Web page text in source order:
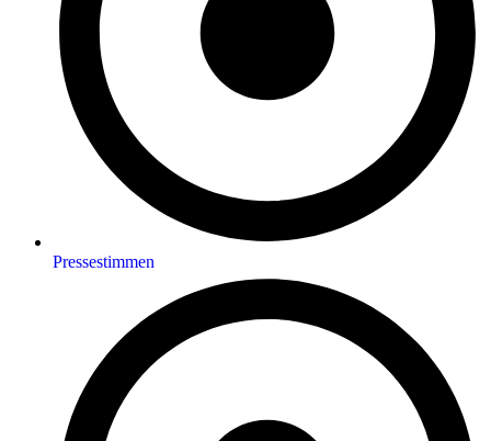
Pressestimmen